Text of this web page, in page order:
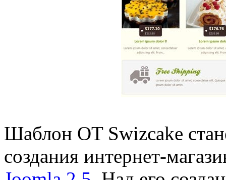
Шаблон OT Swizcake
создания интернет-